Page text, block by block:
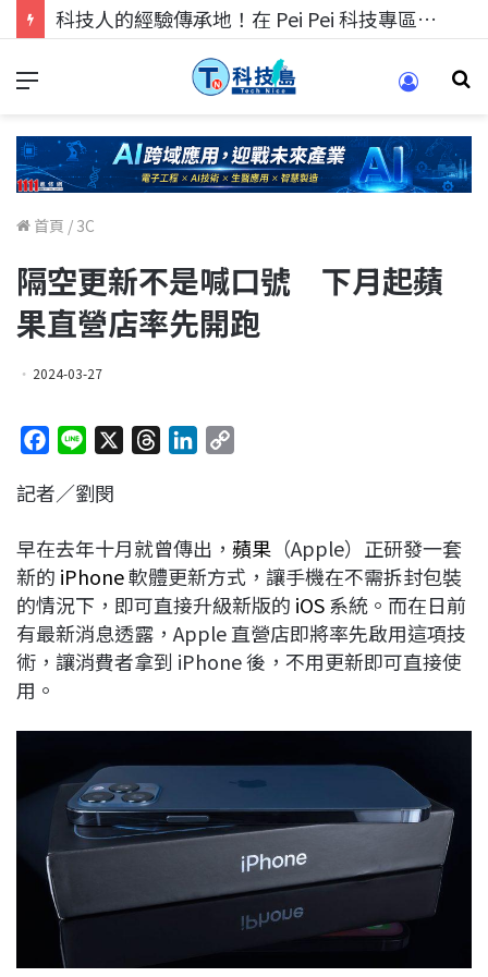
科技人的經驗傳承地！在 Pei Pei 科技專區，與學弟妹交流最硬核的技術
首頁 / 3C
隔空更新不是喊口號 下月起蘋
果直營店率先開跑
2024-03-27
c
b
o
o
k
n
a
d
s
e
d
I
n
L
i
n
k
記者／劉閔
早在去年十月就曾傳出， 蘋果 （Apple）正研發一套
新的 iPhone軟體更新方式，讓手機在不需拆封包裝
的情況下，即可直接升級新版的 iOS系統。而在日前
有最新消息透露，Apple 直營店即將率先啟用這項技
術，讓消費者拿到 iPhone 後，不用更新即可直接使
用。